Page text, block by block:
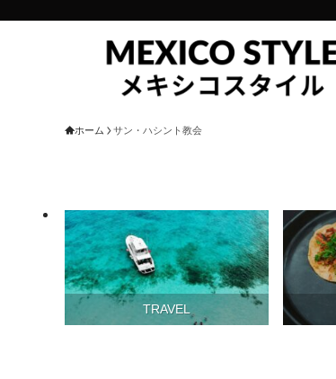
ホーム サン・ハシント教会
TRAVEL